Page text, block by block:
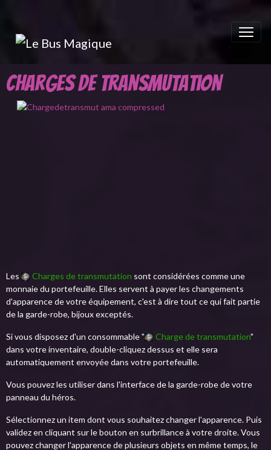
Charges de transmutation
Les Charges de transmutation sont considérées comme une
monnaie du portefeuille. Elles servent à payer les changements
d'apparence de votre équipement, c'est à dire tout ce qui fait partie
de la garde-robe, bijoux exceptés.
Si vous disposez d'un consommable " Charge de transmutation"
dans votre inventaire, double-cliquez dessus et elle sera
automatiquement envoyée dans votre portefeuille.
Vous pouvez les utiliser dans l'interface de la garde-robe de votre
panneau du héros.
Sélectionnez un item dont vous souhaitez changer l'apparence. Puis
validez en cliquant sur le bouton en surbrillance à votre droite. Vous
pouvez changer l'apparence de plusieurs objets en même temps, le